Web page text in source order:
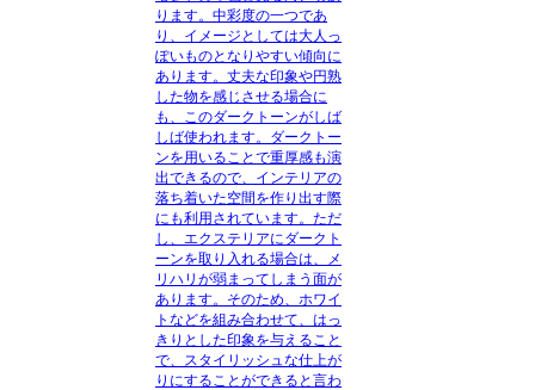
ります。中彩度の一つであ
り、イメージとしては大人っ
ぽいものとなりやすい傾向に
あります。丈夫な印象や円熟
した物を感じさせる場合に
も、このダークトーンがしば
しば使われます。ダークトー
ンを用いることで重厚感も演
出できるので、インテリアの
落ち着いた空間を作り出す際
にも利用されています。ただ
し、エクステリアにダークト
ーンを取り入れる場合は、メ
リハリが弱まってしまう面が
あります。そのため、ホワイ
トなどを組み合わせて、はっ
きりとした印象を与えること
で、スタイリッシュな仕上が
りにすることができると言わ